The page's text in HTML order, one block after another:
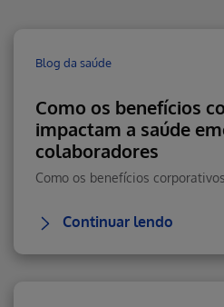
Blog da saúde
Como os benefícios
impactam a saúde
colaboradores
Continuar lendo